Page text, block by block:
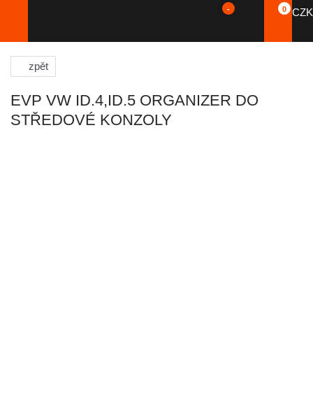
- 0 CZK
zpět
EVP VW ID.4,ID.5 ORGANIZER DO
STŘEDOVÉ KONZOLY